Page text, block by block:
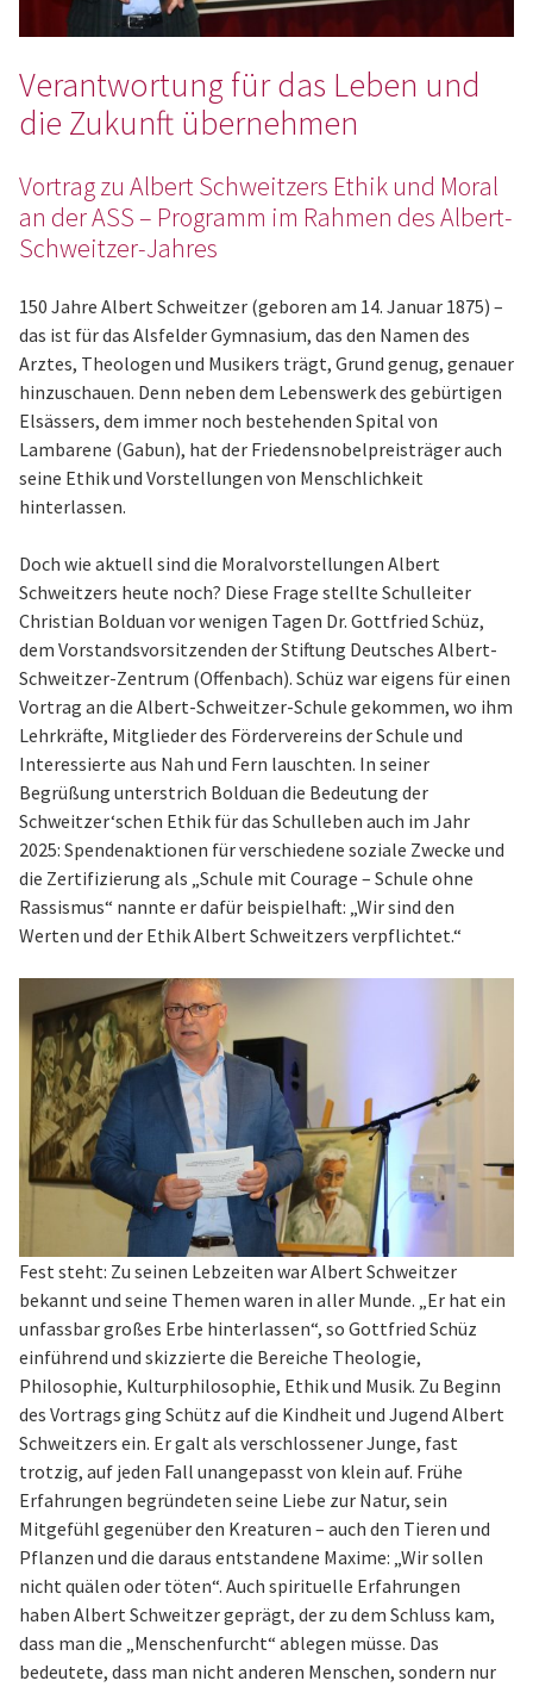
Verantwortung für das Leben und
die Zukunft übernehmen
Vortrag zu Albert Schweitzers Ethik und Moral
an der ASS – Programm im Rahmen des Albert-
Schweitzer-Jahres
150 Jahre Albert Schweitzer (geboren am 14. Januar 1875) –
das ist für das Alsfelder Gymnasium, das den Namen des
Arztes, Theologen und Musikers trägt, Grund genug, genauer
hinzuschauen. Denn neben dem Lebenswerk des gebürtigen
Elsässers, dem immer noch bestehenden Spital von
Lambarene (Gabun), hat der Friedensnobelpreisträger auch
seine Ethik und Vorstellungen von Menschlichkeit
hinterlassen.
Doch wie aktuell sind die Moralvorstellungen Albert
Schweitzers heute noch? Diese Frage stellte Schulleiter
Christian Bolduan vor wenigen Tagen Dr. Gottfried Schüz,
dem Vorstandsvorsitzenden der Stiftung Deutsches Albert-
Schweitzer-Zentrum (Offenbach). Schüz war eigens für einen
Vortrag an die Albert-Schweitzer-Schule gekommen, wo ihm
Lehrkräfte, Mitglieder des Fördervereins der Schule und
Interessierte aus Nah und Fern lauschten. In seiner
Begrüßung unterstrich Bolduan die Bedeutung der
Schweitzer‘schen Ethik für das Schulleben auch im Jahr
2025: Spendenaktionen für verschiedene soziale Zwecke und
die Zertifizierung als „Schule mit Courage – Schule ohne
Rassismus“ nannte er dafür beispielhaft: „Wir sind den
Werten und der Ethik Albert Schweitzers verpflichtet.“
Fest steht: Zu seinen Lebzeiten war Albert Schweitzer
bekannt und seine Themen waren in aller Munde. „Er hat ein
unfassbar großes Erbe hinterlassen“, so Gottfried Schüz
einführend und skizzierte die Bereiche Theologie,
Philosophie, Kulturphilosophie, Ethik und Musik. Zu Beginn
des Vortrags ging Schütz auf die Kindheit und Jugend Albert
Schweitzers ein. Er galt als verschlossener Junge, fast
trotzig, auf jeden Fall unangepasst von klein auf. Frühe
Erfahrungen begründeten seine Liebe zur Natur, sein
Mitgefühl gegenüber den Kreaturen – auch den Tieren und
Pflanzen und die daraus entstandene Maxime: „Wir sollen
nicht quälen oder töten“. Auch spirituelle Erfahrungen
haben Albert Schweitzer geprägt, der zu dem Schluss kam,
dass man die „Menschenfurcht“ ablegen müsse. Das
bedeutete, dass man nicht anderen Menschen, sondern nur